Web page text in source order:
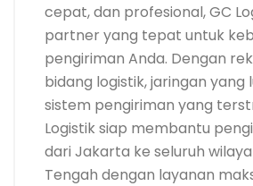
cepat, dan profesional, GC
partner yang tepat untuk
pengiriman Anda. Dengan
bidang logistik, jaringan yang
sistem pengiriman yang
Logistik siap membantu
dari Jakarta ke seluruh
Tengah dengan layanan